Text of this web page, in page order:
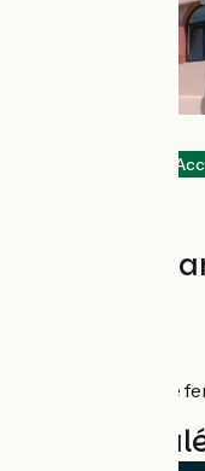
Trains et
Aucune gare
Avis sur